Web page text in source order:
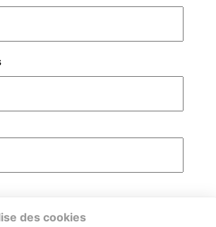
des cookies